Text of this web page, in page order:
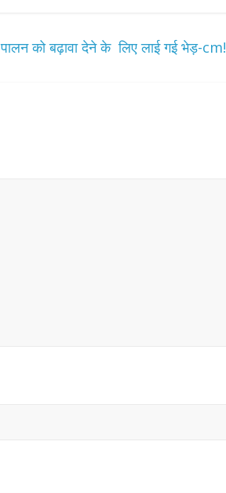
को बढ़ावा देने के लिए लाई गई भेड़-cm!